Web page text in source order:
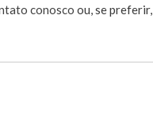
conosco ou, se preferir,